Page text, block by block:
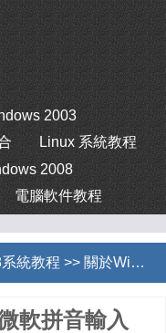
2003
Linux 系統教程
2008
電腦軟件教程
統教程 >> 關於Windows8系統教程
軟拼音輸入